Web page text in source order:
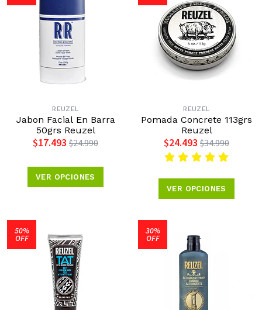
REUZEL
Jabon Facial En Barra
50grs Reuzel
$17.493 $24.990
VER OPCIONES
REUZEL
Pomada Concrete 113grs
Reuzel
$24.493 $34.990
VER OPCIONES
50%
OFF
30%
OFF